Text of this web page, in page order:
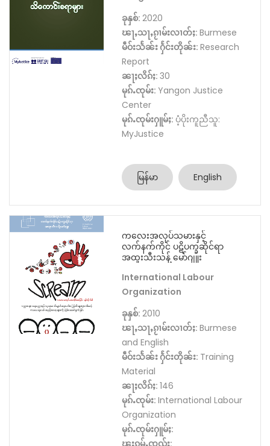
ခုနှစ်: 2020
ၽႃႇသႃႇၵႂၢမ်းလၢတ်ႈ: Burmese
မဵဝ်းသႅၼ်း ႁႅင်းတိုၼ်း: Research
Report
ၼႃႈလိၵ်ႈ: 30
မုၵ်ႉၸုမ်း: Yangon Justice
Center
မုၵ်ႉၸုမ်းႁူမ်ႈ: ပံ့ပိုးကူညီသူ:
MyJustice
မြန်မာ English
ကလေးအလုပ်သမားနှင့်
လက်နက်ကိုင် ပဋိပက္ခဆိုင်ရာ
အထူးသီးသန့် မော်ဂျူး
International Labour
Organization
ခုနှစ်: 2010
ၽႃႇသႃႇၵႂၢမ်းလၢတ်ႈ: Burmese
and English
မဵဝ်းသႅၼ်း ႁႅင်းတိုၼ်း: Training
Material
ၼႃႈလိၵ်ႈ: 146
မုၵ်ႉၸုမ်း: International Labour
Organization
မုၵ်ႉၸုမ်းႁူမ်ႈ:
ၽူႈၵမ်ႉၸွၺ်ႈ: